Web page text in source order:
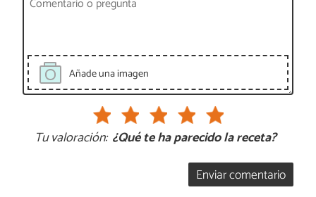
Añade una imagen
Tu valoración: ¿Qué te ha parecido la receta?
Enviar comentario